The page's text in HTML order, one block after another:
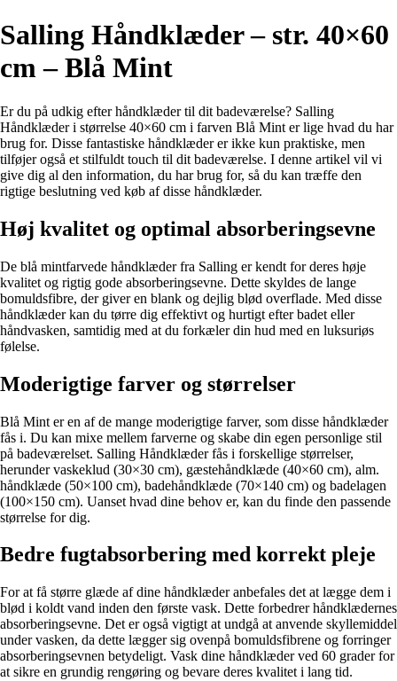
Salling Håndklæder – str. 40×60
cm – Blå Mint
Er du på udkig efter håndklæder til dit badeværelse? Salling
Håndklæder i størrelse 40×60 cm i farven Blå Mint er lige hvad du har
brug for. Disse fantastiske håndklæder er ikke kun praktiske, men
tilføjer også et stilfuldt touch til dit badeværelse. I denne artikel vil vi
give dig al den information, du har brug for, så du kan træffe den
rigtige beslutning ved køb af disse håndklæder.
Høj kvalitet og optimal absorberingsevne
De blå mintfarvede håndklæder fra Salling er kendt for deres høje
kvalitet og rigtig gode absorberingsevne. Dette skyldes de lange
bomuldsfibre, der giver en blank og dejlig blød overflade. Med disse
håndklæder kan du tørre dig effektivt og hurtigt efter badet eller
håndvasken, samtidig med at du forkæler din hud med en luksuriøs
følelse.
Moderigtige farver og størrelser
Blå Mint er en af de mange moderigtige farver, som disse håndklæder
fås i. Du kan mixe mellem farverne og skabe din egen personlige stil
på badeværelset. Salling Håndklæder fås i forskellige størrelser,
herunder vaskeklud (30×30 cm), gæstehåndklæde (40×60 cm), alm.
håndklæde (50×100 cm), badehåndklæde (70×140 cm) og badelagen
(100×150 cm). Uanset hvad dine behov er, kan du finde den passende
størrelse for dig.
Bedre fugtabsorbering med korrekt pleje
For at få større glæde af dine håndklæder anbefales det at lægge dem i
blød i koldt vand inden den første vask. Dette forbedrer håndklædernes
absorberingsevne. Det er også vigtigt at undgå at anvende skyllemiddel
under vasken, da dette lægger sig ovenpå bomuldsfibrene og forringer
absorberingsevnen betydeligt. Vask dine håndklæder ved 60 grader for
at sikre en grundig rengøring og bevare deres kvalitet i lang tid.